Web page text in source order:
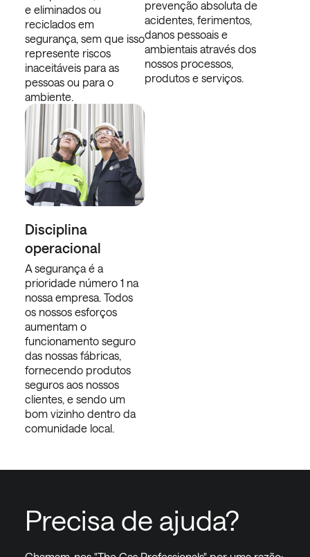
e eliminados ou
reciclados em
segurança, sem que isso
represente riscos
inaceitáveis para as
pessoas ou para o
ambiente.
prevenção absoluta de
acidentes, ferimentos,
danos pessoais e
ambientais através dos
nossos processos,
produtos e serviços.
Disciplina
operacional
A segurança é a
prioridade número 1 na
nossa empresa. Todos
os nossos esforços
aumentam o
funcionamento seguro
das nossas fábricas,
fornecendo produtos
seguros aos nossos
clientes, e sendo um
bom vizinho dentro da
comunidade local.
Precisa de ajuda?